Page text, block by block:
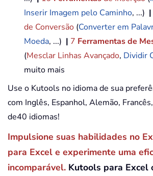
Inserir Imagem pelo Caminho, ...) |
de Conversão (Converter em
Moeda, ...) | 7 Ferramentas de
(Mesclar Linhas Avançado, Dividir
muito mais
Use o Kutools no idioma de sua
com Inglês, Espanhol, Alemão,
de40 idiomas!
Impulsione suas habilidades no
para Excel e experimente uma
incomparável. Kutools para Excel